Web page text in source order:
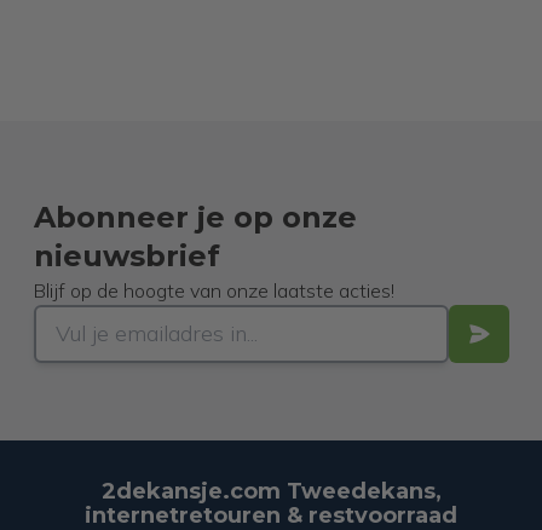
Abonneer je op onze
nieuwsbrief
Blijf op de hoogte van onze laatste acties!
2dekansje.com Tweedekans,
internetretouren & restvoorraad